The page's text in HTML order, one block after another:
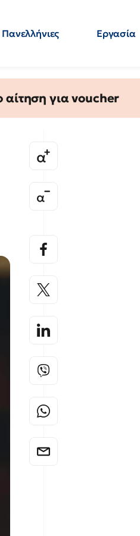
Πανελλήνιες Εργασία
για voucher